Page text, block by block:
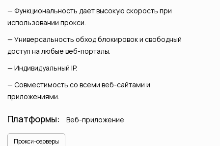
Функциональность дает высокую скорость при
использовании прокси.
Универсальность обход блокировок и свободный
доступ на любые веб-порталы.
Индивидуальный IP.
Совместимость со всеми веб-сайтами и
приложениями.
Платформы: Веб-приложение
Прокси-серверы